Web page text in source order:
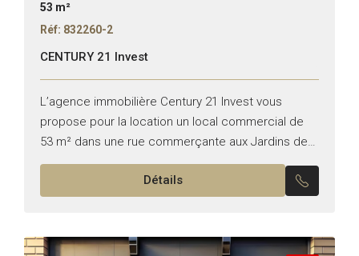
53 m²
Réf: 832260-2
CENTURY 21 Invest
L’agence immobilière Century 21 Invest vous
propose pour la location un local commercial de
53 m² dans une rue commerçante aux Jardins de
Carthage. Superficie : 53 m² TT commerce
Détails